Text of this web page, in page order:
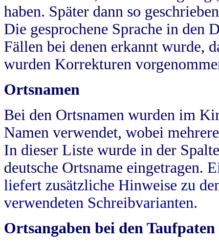
haben. Später dann so
Die gesprochene Sprache in
Fällen bei denen erkannt wurde,
wurden Korrekturen
Ortsnamen
Bei den Ortsnamen wurden im
Namen verwendet, wobei
In dieser Liste wurde in der
deutsche Ortsname eingetragen.
liefert zusätzliche Hinweise zu
verwendeten Schreibvarianten.
Ortsangaben bei den Taufpaten